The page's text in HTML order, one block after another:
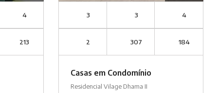
4
213
3 3 4
2 307 184
Casas em Condomínio
Residencial Vilage Dhama II